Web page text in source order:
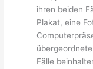
ihren beiden
Plakat, eine
Fälle